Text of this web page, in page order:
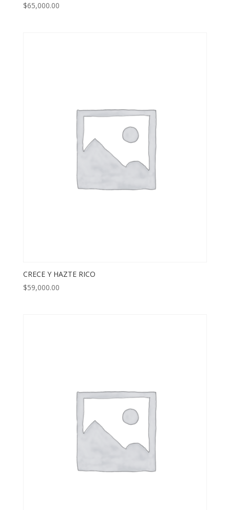
$65,000.00
CRECE Y HAZTE RICO
$59,000.00